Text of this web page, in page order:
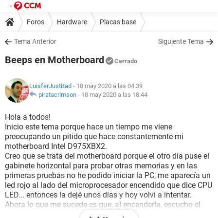
Foros Hardware Placas base
Tema Anterior Siguiente Tema
Beeps en Motherboard Cerrado
LuisferJustBad - 18 may 2020 a las 04:39
piratacrimson - 18 may 2020 a las 18:44
Hola a todos!
Inicio este tema porque hace un tiempo me viene
preocupando un pitido que hace constantemente mi
motherboard Intel D975XBX2.
Creo que se trata del motherboard porque el otro día puse el
gabinete horizontal para probar otras memorias y en las
primeras pruebas no he podido iniciar la PC, me aparecía un
led rojo al lado del microprocesador encendido que dice CPU
LED... entonces la dejé unos días y hoy volví a intentar.
Ahora lo que me sucede es que, al encenderla, escucho el
mismo pitido constante como hace un tiempo. Pero la PC